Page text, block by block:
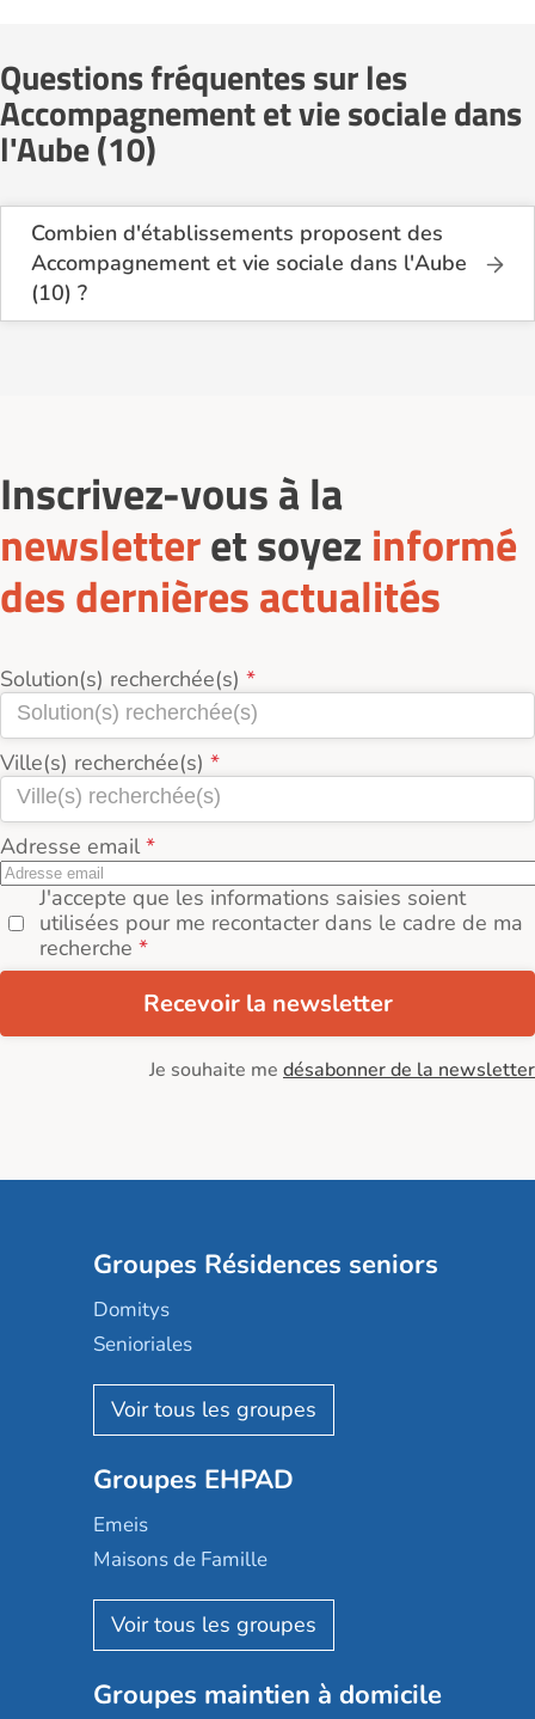
Questions fréquentes sur les
Accompagnement et vie sociale dans
l'Aube (10)
Combien d'établissements proposent des
Accompagnement et vie sociale dans l'Aube
(10) ?
Sur le site Logement-seniors.com, on recense
Inscrivez-vous à la
newsletteret soyez informé
des dernières actualités
Solution(s) recherchée(s)
Ville(s) recherchée(s)
Adresse email
J'accepte que les informations saisies soient
utilisées pour me recontacter dans le cadre de ma
recherche
Recevoir la newsletter
Je souhaite me désabonner de la newsletter
Groupes Résidences seniors
Domitys
Senioriales
Nohée
Les Résidentiels
Mobicap
Domusvi
Happy Senior
Aquarelia
Nexity edenea
Les jardins d'Arcadie
Groupes EHPAD
Emeis
Maisons de Famille
Korian
Emera
Groupe SOS
Groupes maintien à domicile